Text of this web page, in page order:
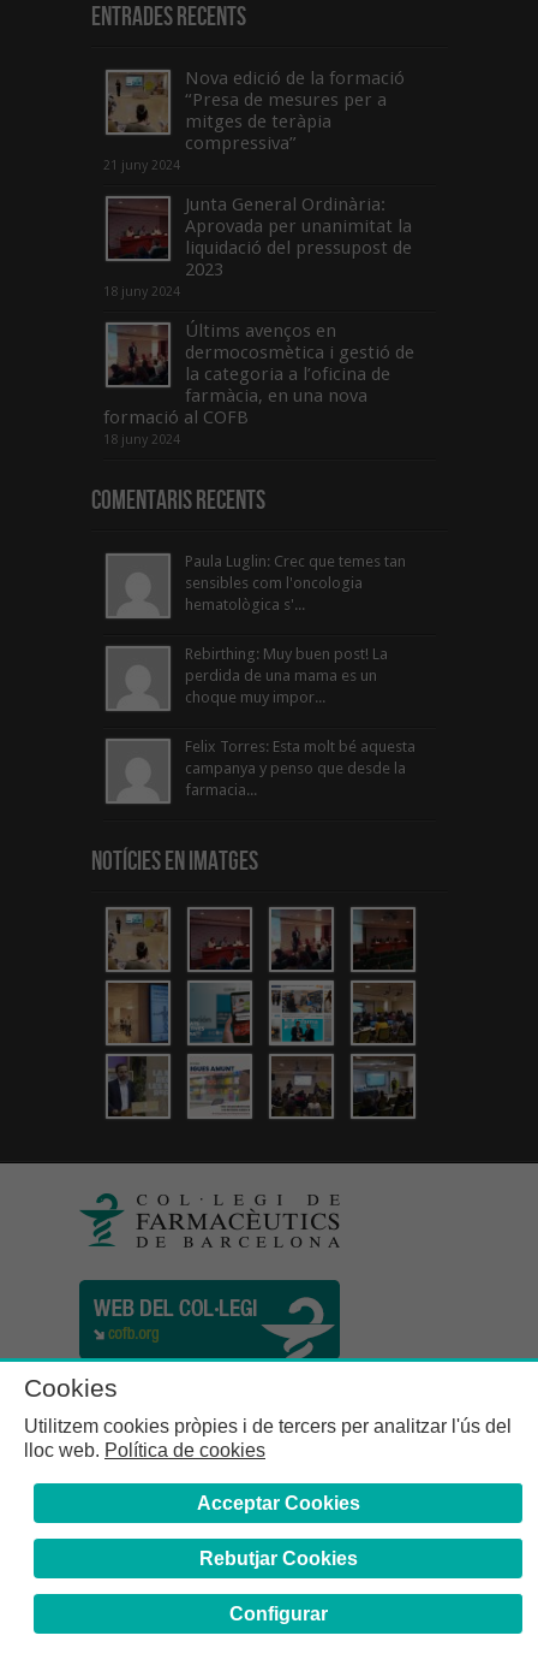
Entrades recents
Nova edició de la formació
“Presa de mesures per a
mitges de teràpia
compressiva”
21 juny 2024
Junta General Ordinària:
Aprovada per unanimitat la
liquidació del pressupost de
2023
18 juny 2024
Últims avenços en
dermocosmètica i gestió de
la categoria a l’oficina de
farmàcia, en una nova
formació al COFB
18 juny 2024
Comentaris Recents
Paula Luglin: Crec que temes tan
sensibles com l'oncologia
hematològica s'...
Rebirthing: Muy buen post! La
perdida de una mama es un
choque muy impor...
Felix Torres: Esta molt bé aquesta
campanya y penso que desde la
farmacia...
Notícies en Imatges
Cookies
Utilitzem cookies pròpies i de tercers per analitzar l'ús del
lloc web. Política de cookies
Acceptar Cookies
Rebutjar Cookies
Configurar